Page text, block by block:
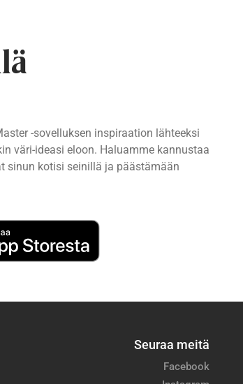
-sovelluksen inspiraation lähteeksi
väri-ideasi eloon. Haluamme kannustaa
sinun kotisi seinillä ja päästämään
Seuraa meitä
Facebook